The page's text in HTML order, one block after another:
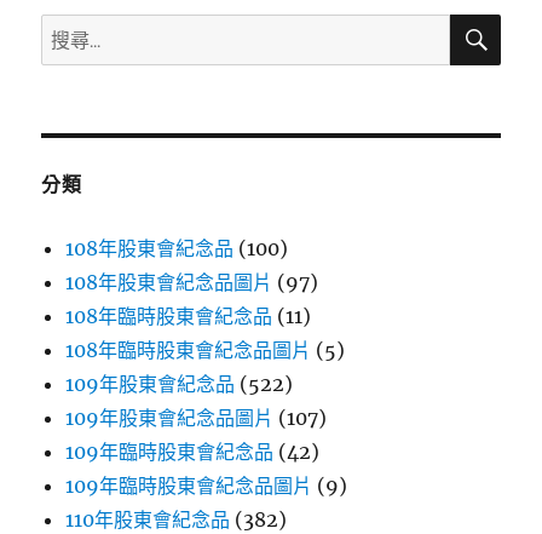
搜
尋
鍵
搜
分類
108年股東會紀念品 (100)
108年股東會紀念品圖片 (97)
108年臨時股東會紀念品 (11)
108年臨時股東會紀念品圖片 (5)
109年股東會紀念品 (522)
109年股東會紀念品圖片 (107)
109年臨時股東會紀念品 (42)
109年臨時股東會紀念品圖片 (9)
110年股東會紀念品 (382)